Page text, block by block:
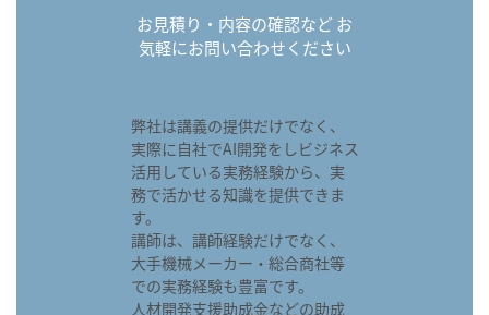
お見積り・内容の確認など お
気軽にお問い合わせください
弊社は講義の提供だけでなく、
実際に自社でAI開発をしビジネス
活用している実務経験から、実
務で活かせる知識を提供できま
す。
講師は、講師経験だけでなく、
大手機械メーカー・総合商社等
での実務経験も豊富です。
人材開発支援助成金などの助成